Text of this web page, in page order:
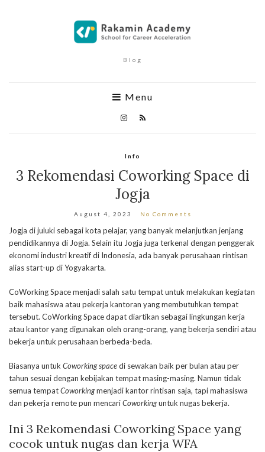
Blog
Menu
Info
3 Rekomendasi Coworking Space di
Jogja
August 4, 2023 No Comments
Jogja di juluki sebagai kota pelajar, yang banyak melanjutkan jenjang
pendidikannya di Jogja. Selain itu Jogja juga terkenal dengan penggerak
ekonomi industri kreatif di Indonesia, ada banyak perusahaan rintisan
alias start-up di Yogyakarta.
CoWorking Space menjadi salah satu tempat untuk melakukan kegiatan
baik mahasiswa atau pekerja kantoran yang membutuhkan tempat
tersebut. CoWorking Space dapat diartikan sebagai lingkungan kerja
atau kantor yang digunakan oleh orang-orang, yang bekerja sendiri atau
bekerja untuk perusahaan berbeda-beda.
Biasanya untuk Coworking spacedi sewakan baik per bulan atau per
tahun sesuai dengan kebijakan tempat masing-masing. Namun tidak
semua tempatCoworkingmenjadi kantor rintisan saja, tapi mahasiswa
dan pekerja remote pun mencariCoworkinguntuk nugas bekerja.
Ini 3 Rekomendasi Coworking Space yang
cocok untuk nugas dan kerja WFA